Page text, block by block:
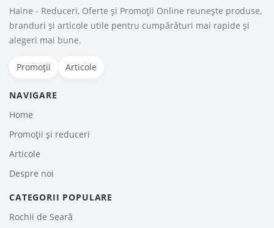
Haine - Reduceri, Oferte şi Promoţii Online reunește produse,
branduri și articole utile pentru cumpărături mai rapide și
alegeri mai bune.
Promoții Articole
NAVIGARE
Home
Promoții și reduceri
Articole
Despre noi
CATEGORII POPULARE
Rochii de Seară